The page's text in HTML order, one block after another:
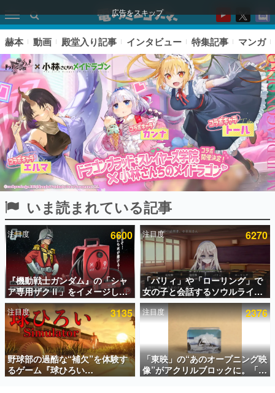
広告をスキップ
ピックアップ
電ファミのいま読まれている記事ランキング
アプリセール情報
インタビュー
連載・特集一覧
殿堂入り記事
SNS拡散数が数千以上！ ページビュー数万以上！ などな
ど。多くの人々に読まれた、電ファミ渾身の“殿堂入り”記
事をまとめました。
赫本 動画 殿堂入り記事 インタビュー 特集記事 マンガ
いま読まれている記事
注目度 6600
『機動戦士ガンダム』の「シャ
ア専用ザクⅡ」をイメージした
散水ホースリールが予約開始。
本体にはシャアのパーソナルマ
ークやジオン公国軍のエンブレ
ム、型式番号などを配置
注目度 6270
「パリィ」や「ローリング」で
女の子と会話するソウルライク
恋愛ゲーム『小早川さんはソウ
ルライク』無料公開。返事に失
敗すると「YOU DIED」
注目度 3135
野球部の過酷な“補欠”を体験す
るゲーム『球ひろい
Simulator』が「1件」のウィッ
注目度 2376
「東映」の“あのオープニング映
像”がアクリルブロックに。「東
映ヒストリカル グッズコレクシ